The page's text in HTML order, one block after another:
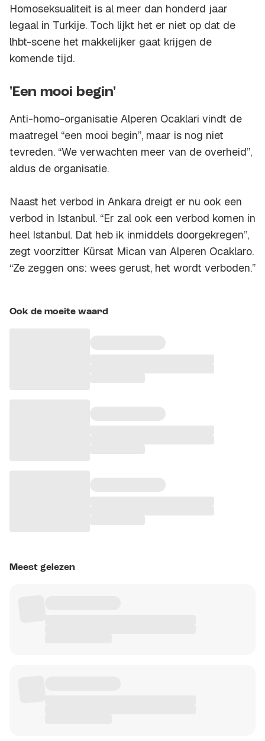
Homoseksualiteit is al meer dan honderd jaar
legaal in Turkije. Toch lijkt het er niet op dat de
lhbt-scene het makkelijker gaat krijgen de
komende tijd.
'Een mooi begin'
Anti-homo-organisatie Alperen Ocaklari vindt de
maatregel “een mooi begin”, maar is nog niet
tevreden. “We verwachten meer van de overheid”,
aldus de organisatie.
Naast het verbod in Ankara dreigt er nu ook een
verbod in Istanbul. “Er zal ook een verbod komen in
heel Istanbul. Dat heb ik inmiddels doorgekregen”,
zegt voorzitter Kürsat Mican van Alperen Ocaklaro.
“Ze zeggen ons: wees gerust, het wordt verboden.”
Ook de moeite waard
Meest gelezen